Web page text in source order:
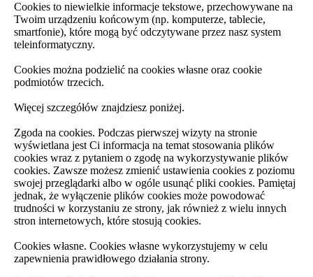
Cookies to niewielkie informacje tekstowe, przechowywane na
Twoim urządzeniu końcowym (np. komputerze, tablecie,
smartfonie), które mogą być odczytywane przez nasz system
teleinformatyczny.
Cookies można podzielić na cookies własne oraz cookie
podmiotów trzecich.
Więcej szczegółów znajdziesz poniżej.
Zgoda na cookies. Podczas pierwszej wizyty na stronie
wyświetlana jest Ci informacja na temat stosowania plików
cookies wraz z pytaniem o zgodę na wykorzystywanie plików
cookies. Zawsze możesz zmienić ustawienia cookies z poziomu
swojej przeglądarki albo w ogóle usunąć pliki cookies. Pamiętaj
jednak, że wyłączenie plików cookies może powodować
trudności w korzystaniu ze strony, jak również z wielu innych
stron internetowych, które stosują cookies.
Cookies własne. Cookies własne wykorzystujemy w celu
zapewnienia prawidłowego działania strony.